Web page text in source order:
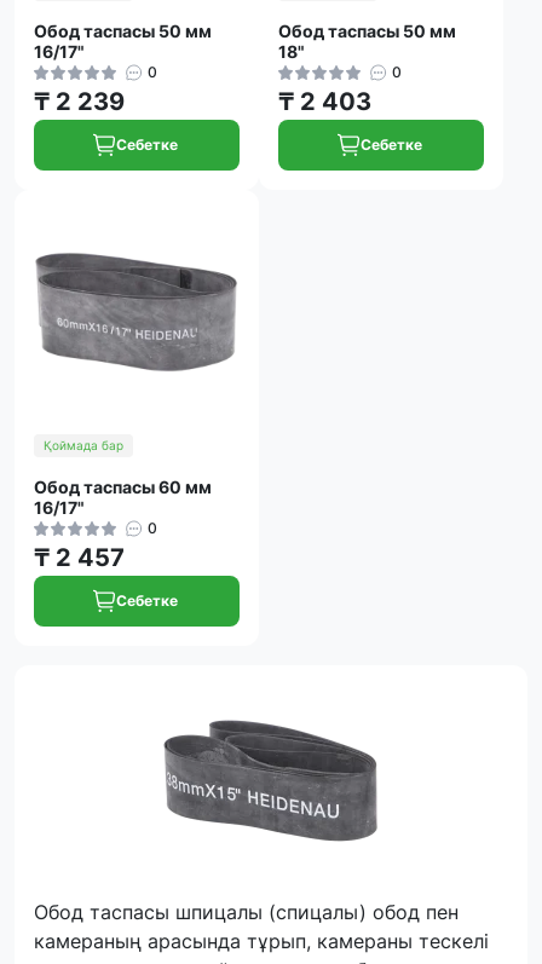
Обод таспасы 50 мм
16/17"
0
₸ 2 239
Себетке
Обод таспасы 50 мм
18"
0
₸ 2 403
Себетке
Қоймада бар
Обод таспасы 60 мм
16/17"
0
₸ 2 457
Себетке
Обод таспасы шпицалы (спицалы) обод пен
камераның арасында тұрып, камераны тескелі